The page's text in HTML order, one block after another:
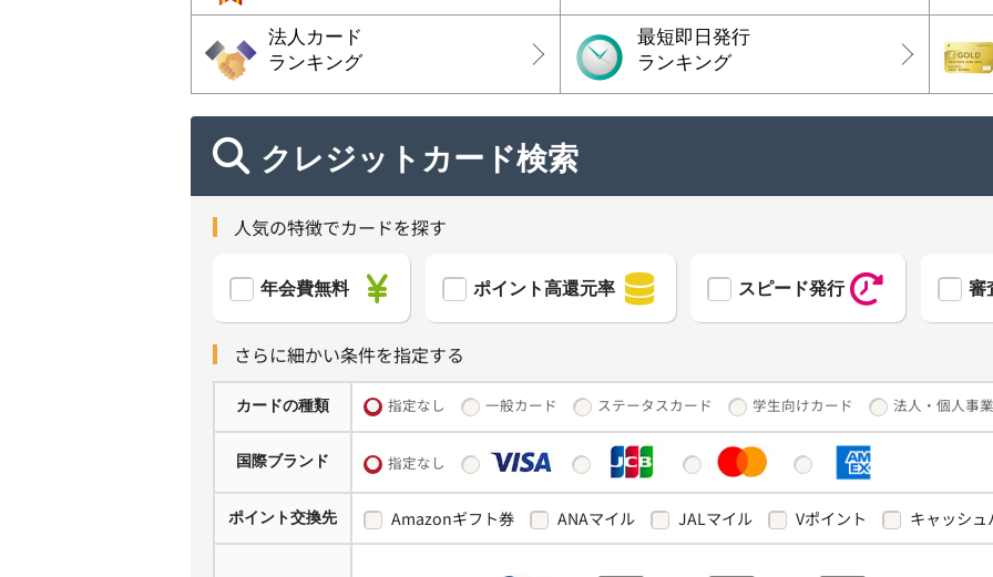
法人カード
ランキング
最短即日発行
ランキング
クレジットカード検索
人気の特徴でカードを探す
年会費無料 ポイント高還元率 スピード発行 審
さらに細かい条件を指定する
カードの種類 指定なし 一般カード ステータスカード 学生向けカード 法人・個人事
国際ブランド 指定なし
ポイント交換先 Amazonギフト券 ANAマイル JALマイル Vポイント キャッシュ